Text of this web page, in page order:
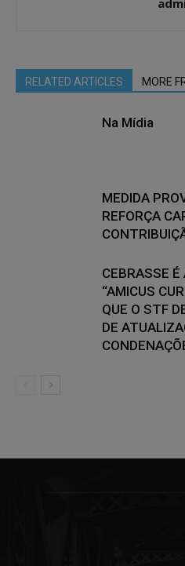
RELATED ARTICLES MORE
Na Mídia
MEDIDA
REFORÇA
CEBRASSE
“AMICUS
QUE O STF
DE